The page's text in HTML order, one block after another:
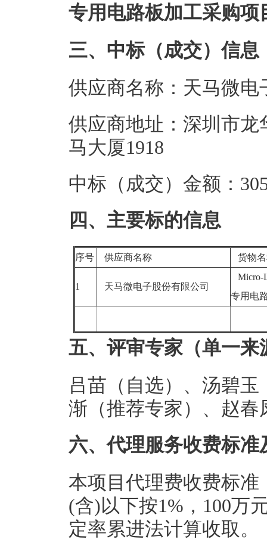
专用电路板加工采购项
三、中标（成交）信息
供应商名称：天马微电
供应商地址：深圳市
马大厦1918
中标（成交）金额：
四、主要标的信息
序号 供应商名称 货物
1 天马微电子股份有限公司
Micro-
专用电
五、评审专家（单一
吕苗（自选）、汤碧
渐（推荐专家）、赵春
六、代理服务收费标准
本项目代理费收费标准
(含)以下按1%，100万
定率累进法计算收取。